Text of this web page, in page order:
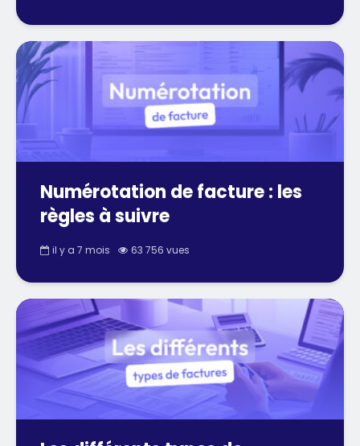
Numérotation de facture : les
règles à suivre
il y a 7 mois 63 756 vues